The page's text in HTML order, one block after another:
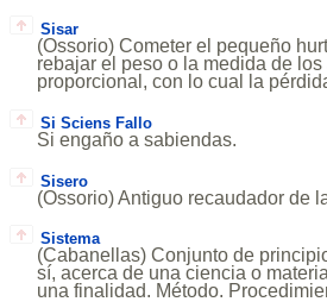
Sisar
(Ossorio) Cometer el pequeño
rebajar el peso o la medida de
proporcional, con lo cual la
Si Sciens Fallo
Si engaño a sabiendas.
Sisero
(Ossorio) Antiguo recaudador de
Sistema
(Cabanellas) Conjunto de
sí, acerca de una ciencia o
una finalidad. Método.